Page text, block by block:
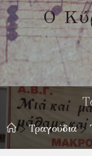
Ο
Ή
> Τραγούδια >